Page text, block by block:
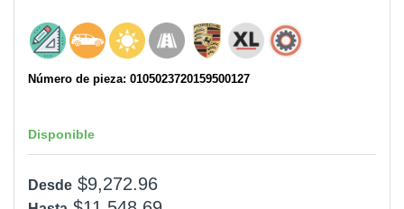
Número de pieza: 0105023720159500127
Disponible
Desde $9,272.96